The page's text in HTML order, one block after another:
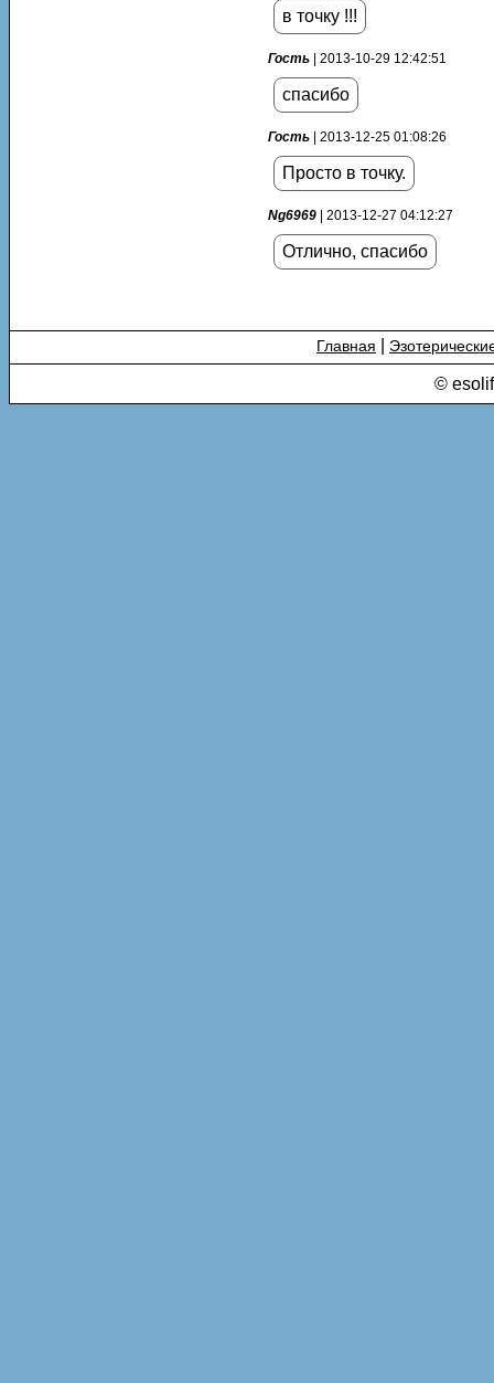
в точку !!!
Гость | 2013-10-29 12:42:51
спасибо
Гость | 2013-12-25 01:08:26
Просто в точку.
Ng6969 | 2013-12-27 04:12:27
Отлично, спасибо
Главная
©